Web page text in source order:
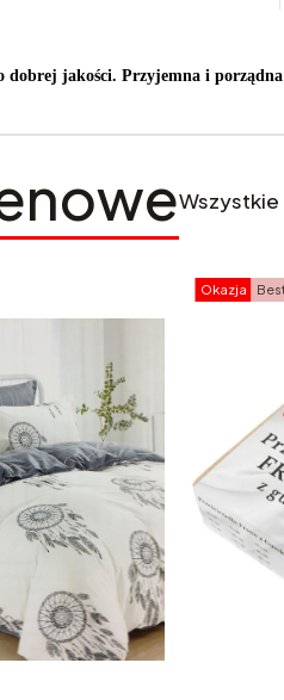
jakości. Przyjemna i porządna
Okazja